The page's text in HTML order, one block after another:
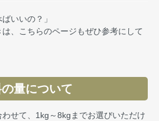
いいの？」
、こちらのページもぜひ参考にして
量について
せて、1kg～8kgまでお選びいただけ